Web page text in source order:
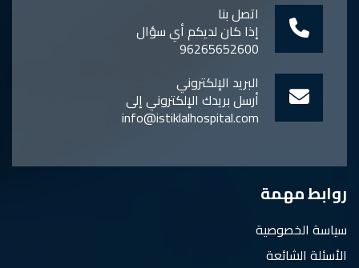
اتصل بنا
إذا كان لديكم أي سؤال
96265652600
البريد الإلكتروني
أرسل بريدك الإلكتروني إلى
info@istiklalhospital.com
روابط مهمة
سياسة الخصوصية
الأسئلة الشائعة